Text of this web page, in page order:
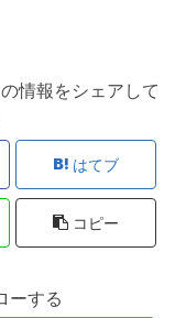
情報をシェアして
はてブ
コピー
ーする